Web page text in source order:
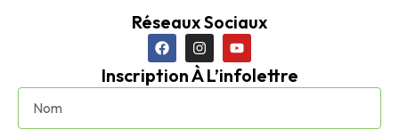
Réseaux Sociaux
Inscription À L’infolettre